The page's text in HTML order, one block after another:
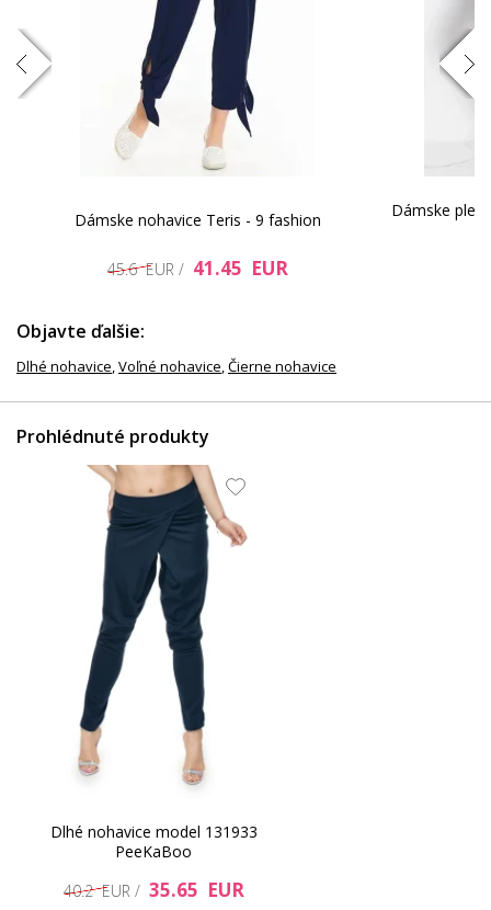
Dámske nohavice Teris - 9 fashion
45.6 EUR / 41.45 EUR
Dámske
Objavte ďalšie:
Dlhé nohavice,Voľné nohavice,Čierne nohavice
Prohlédnuté produkty
Dlhé nohavice model 131933
PeeKaBoo
40.2 EUR / 35.65 EUR